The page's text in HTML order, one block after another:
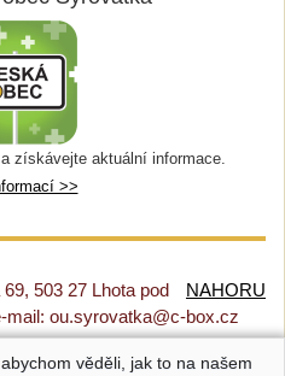
získávejte aktuální informace.
>>
NAHORU
503 27 Lhota pod
mail: ou.syrovatka@c-box.cz
web|Nastavení cookies
věděli, jak to na našem